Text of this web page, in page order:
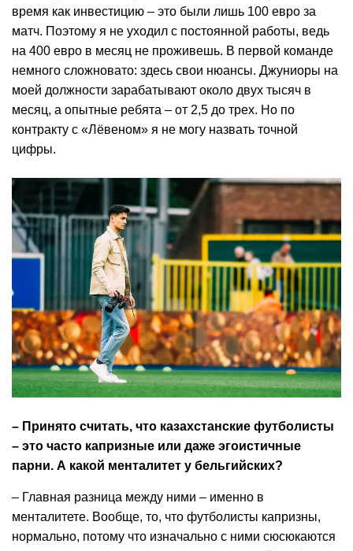
время как инвестицию – это были лишь 100 евро за
матч. Поэтому я не уходил с постоянной работы, ведь
на 400 евро в месяц не проживешь. В первой команде
немного сложновато: здесь свои нюансы. Джуниоры на
моей должности зарабатывают около двух тысяч в
месяц, а опытные ребята – от 2,5 до трех. Но по
контракту с «Лёвеном» я не могу назвать точной
цифры.
– Принято считать, что казахстанские футболисты
– это часто капризные или даже эгоистичные
парни. А какой менталитет у бельгийских?
– Главная разница между ними – именно в
менталитете. Вообще, то, что футболисты капризны,
нормально, потому что изначально с ними сюсюкаются